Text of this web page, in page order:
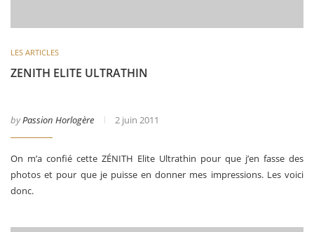
LES ARTICLES
ZENITH ELITE ULTRATHIN
byPassion Horlogère 2 juin 2011
On m’a confié cette ZÉNITH Elite Ultrathin pour que j’en fasse des
photos et pour que je puisse en donner mes impressions. Les voici
donc.